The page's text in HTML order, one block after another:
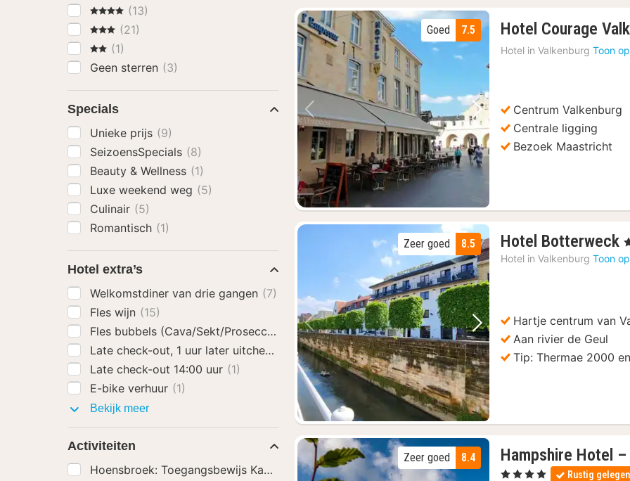
Vorige foto Volgende foto
7.5
Goed Hotel Courage
Hotel in Valkenburg Toon
Centrum Valkenburg
Centrale ligging
Bezoek Maastricht
Vorige foto Volgende foto
8.5
Zeer goed Hotel Botterweck ,
Hotel in Valkenburg Toon
Hartje centrum van
Aan rivier de Geul
Tip: Thermae 2000
8.4
Zeer goed Hampshire Hotel
, 4 Sterren Rustig gelegen
4 Sterren(13)
3 Sterren
(21)
2 Sterren
(1)
Geen sterren (3)
Specials
Unieke prijs (9)
SeizoensSpecials (8)
Beauty & Wellness (1)
Luxe weekend weg (5)
Culinair (5)
Romantisch (1)
Hotel extra’s
Welkomstdiner van drie gangen (7)
Fles wijn (15)
Fles bubbels (Cava/Sekt/Prosecco)
(15)
Late check-out, 1 uur later uitchecken
(6)
Late check-out 14:00 uur (1)
E-bike verhuur (1)
Bekijk meerHotel
Activiteiten
Hoensbroek: Toegangsbewijs Kasteel Hoensbroek
(28)